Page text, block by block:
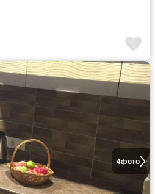
4фото